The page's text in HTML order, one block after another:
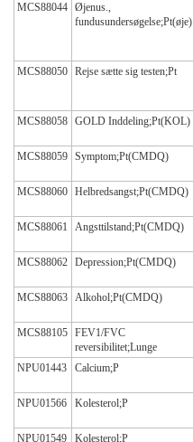
MCS88044 Øjenus.,
fundusundersøgelse;Pt(øje)
MCS88050 Rejse sætte sig testen;Pt
MCS88058 GOLD Inddeling;Pt(KOL)
MCS88059 Symptom;Pt(CMDQ)
MCS88060 Helbredsangst;Pt(CMDQ)
MCS88061
Angsttilstand;Pt(CMDQ)
MCS88062 Depression;Pt(CMDQ)
MCS88063 Alkohol;Pt(CMDQ)
MCS88105 FEV1/FVC
reversibilitet;Lunge
NPU01443
Calcium;P
NPU01566
Kolesterol;P
NPU01549
Kolesterol;P